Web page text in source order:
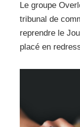
Le groupe
tribunal de
reprendre le
placé en